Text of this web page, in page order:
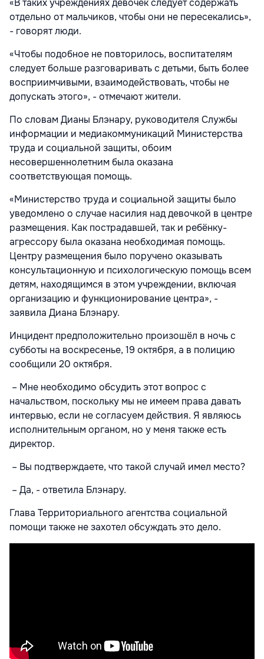
«В таких учреждениях девочек следует содержать
отдельно от мальчиков, чтобы они не пересекались»,
- говорят люди.
«Чтобы подобное не повторилось, воспитателям
следует больше разговаривать с детьми, быть более
восприимчивыми, взаимодействовать, чтобы не
допускать этого», - отмечают жители.
По словам Дианы Блэнару, руководителя Службы
информации и медиакоммуникаций Министерства
труда и социальной защиты, обоим
несовершеннолетним была оказана
соответствующая помощь.
«Министерство труда и социальной защиты было
уведомлено о случае насилия над девочкой в центре
размещения. Как пострадавшей, так и ребёнку-
агрессору была оказана необходимая помощь.
Центру размещения было поручено оказывать
консультационную и психологическую помощь всем
детям, находящимся в этом учреждении, включая
организацию и функционирование центра», -
заявила Диана Блэнару.
Инцидент предположительно произошёл в ночь с
субботы на воскресенье, 19 октября, а в полицию
сообщили 20 октября.
– Мне необходимо обсудить этот вопрос с
начальством, поскольку мы не имеем права давать
интервью, если не согласуем действия. Я являюсь
исполнительным органом, но у меня также есть
директор.
– Вы подтверждаете, что такой случай имел место?
– Да, - ответила Блэнару.
Глава Территориального агентства социальной
помощи также не захотел обсуждать это дело.